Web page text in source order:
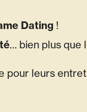
Dating !
… bien plus que
pour leurs